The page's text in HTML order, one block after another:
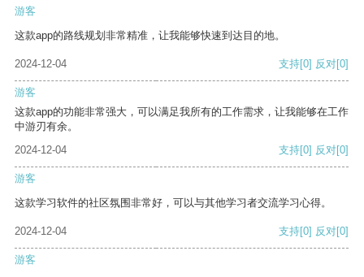
游客
这款app的路线规划非常精准，让我能够快速到达目的地。
2024-12-04 支持[0] 反对[0]
游客
这款app的功能非常强大，可以满足我所有的工作需求，让我能够在工作
中游刃有余。
2024-12-04
支持[0] 反对[0]
游客
这款学习软件的社区氛围非常好，可以与其他学习者交流学习心得。
2024-12-04 支持[0] 反对[0]
游客